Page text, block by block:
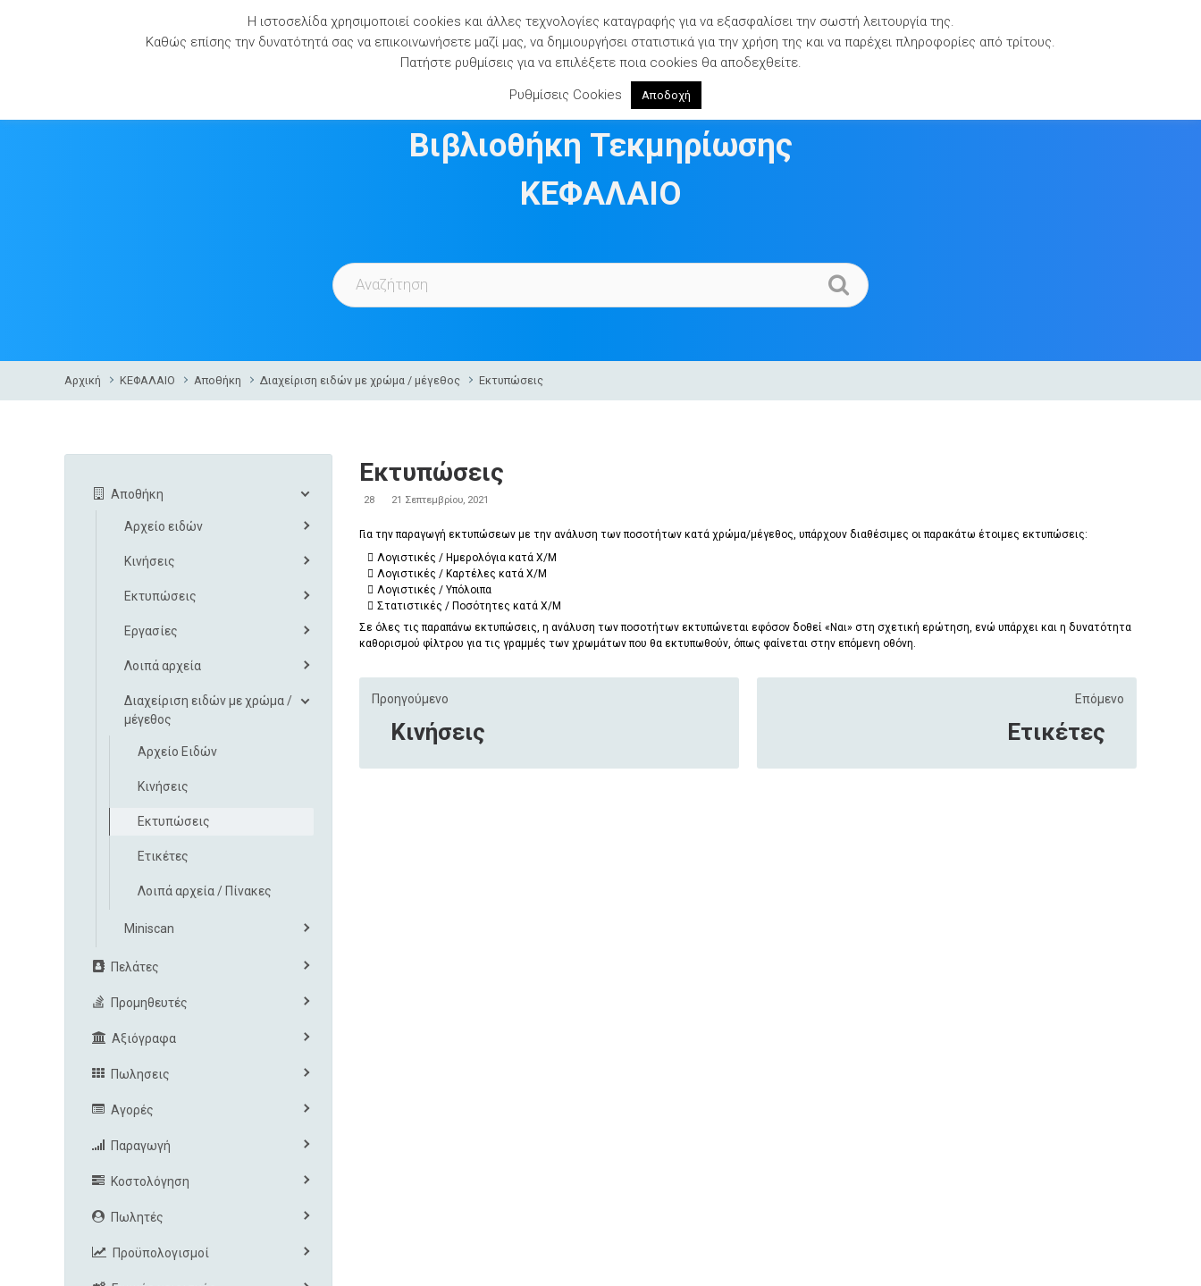
Βιβλιοθήκες Τεκμηρίωσης Επικοινωνία
Βιβλιοθήκη Τεκμηρίωσης
ΚΕΦΑΛΑΙΟ
Αρχική ΚΕΦΑΛΑΙΟ Αποθήκη Διαχείριση ειδών με χρώμα / μέγεθος Εκτυπώσεις
Εκτυπώσεις
28 21 Σεπτεμβρίου, 2021
Για την παραγωγή εκτυπώσεων με την ανάλυση των ποσοτήτων κατά χρώμα/μέγεθος, υπάρχουν διαθέσιμες οι παρακάτω έτοιμες εκτυπώσεις:
 Λογιστικές / Ημερολόγια κατά Χ/Μ
 Λογιστικές / Καρτέλες κατά Χ/Μ
 Λογιστικές / Υπόλοιπα
 Στατιστικές / Ποσότητες κατά Χ/Μ
Σε όλες τις παραπάνω εκτυπώσεις, η ανάλυση των ποσοτήτων εκτυπώνεται εφόσον δοθεί «Ναι» στη σχετική ερώτηση, ενώ υπάρχει και η δυνατότητα
καθορισμού φίλτρου για τις γραμμές των χρωμάτων που θα εκτυπωθούν, όπως φαίνεται στην επόμενη οθόνη.
Προηγούμενο
Κινήσεις
Επόμενο
Ετικέτες
Αποθήκη
Αρχείο ειδών
Κινήσεις
Εκτυπώσεις
Εργασίες
Λοιπά αρχεία
Διαχείριση ειδών με χρώμα /
μέγεθος
Αρχείο Ειδών
Κινήσεις
Εκτυπώσεις
Ετικέτες
Λοιπά αρχεία / Πίνακες
Miniscan
Πελάτες
Προμηθευτές
Αξιόγραφα
Πωλησεις
Αγορές
Παραγωγή
Κοστολόγηση
Πωλητές
Προϋπολογισμοί
Η ιστοσελίδα χρησιμοποιεί cookies και άλλες τεχνολογίες καταγραφής για να εξασφαλίσει την σωστή λειτουργία της.
Καθώς επίσης την δυνατότητά σας να επικοινωνήσετε μαζί μας, να δημιουργήσει στατιστικά για την χρήση της και να παρέχει πληροφορίες από τρίτους.
Πατήστε ρυθμίσεις για να επιλέξετε ποια cookies θα αποδεχθείτε.
Ρυθμίσεις Cookies
Αποδοχή